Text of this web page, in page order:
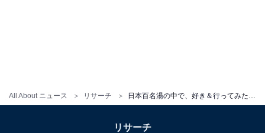
All About ニュース リサーチ
日本百名湯の中で、好き＆行ってみたい「東海
位は？【2026年調査】
リサーチ